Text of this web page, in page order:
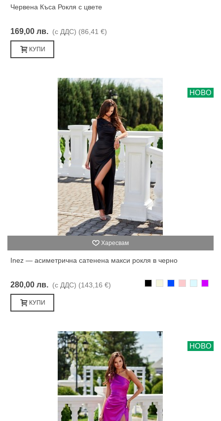
Червена Къса Рокля с цвете
169,00 лв. (с ДДС) (86,41 €)
КУПИ
НОВО
Харесвам
Inez — асиметрична сатенена макси рокля в черно
280,00 лв. (с ДДС) (143,16 €)
КУПИ
НОВО